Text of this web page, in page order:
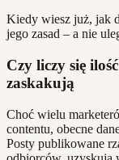
Kiedy wiesz już, jak
jego zasad – a nie
Czy liczy się
zaskakują
Choć wielu
contentu, obecne
Posty publikowane